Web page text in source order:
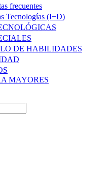
frecuentes
Tecnologías (I+D)
DE HABILIDADES
MAYORES